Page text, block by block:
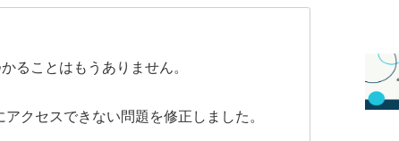
ることはもうありません。
クセスできない問題を修正しました。